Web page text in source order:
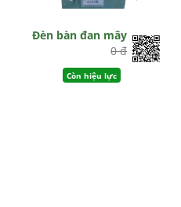
Đèn bàn đan mây
0 đ
Còn hiệu lực